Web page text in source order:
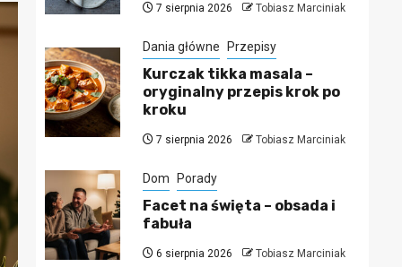
7 sierpnia 2026 Tobiasz Marciniak
Dania główne Przepisy
Kurczak tikka masala –
oryginalny przepis krok po
kroku
7 sierpnia 2026 Tobiasz Marciniak
Dom Porady
Facet na święta – obsada i
fabuła
6 sierpnia 2026 Tobiasz Marciniak